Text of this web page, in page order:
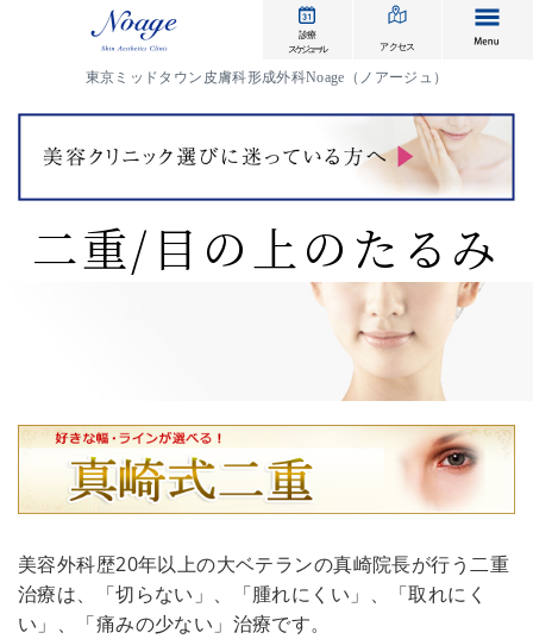
診療
スケジュール
アクセス
東京ミッドタウン皮膚科形成外科Noage（ノアージュ）
二重/目の上のたるみ
美容外科歴20年以上の大ベテランの真崎院長が行う二重
治療は、「切らない」、「腫れにくい」、「取れにく
い」、「痛みの少ない」治療です。